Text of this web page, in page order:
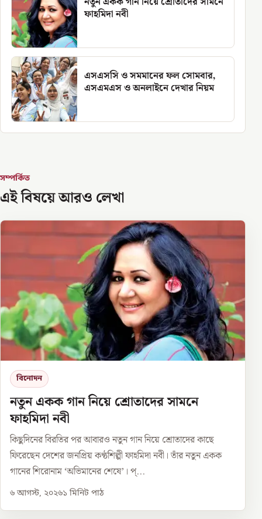
ফাহমিদা নবী
এসএসসি ও সমমানের ফল সোমবার,
এসএমএস ও অনলাইনে দেখার নিয়ম
সম্পর্কিত
এই বিষয়ে আরও লেখা
বিনোদন
নতুন একক গান নিয়ে শ্রোতাদের সামনে
ফাহমিদা নবী
কিছুদিনের বিরতির পর আবারও নতুন গান নিয়ে শ্রোতাদের কাছে
ফিরেছেন দেশের জনপ্রিয় কণ্ঠশিল্পী ফাহমিদা নবী। তাঁর নতুন একক
গানের শিরোনাম ‘অভিমানের শেষে’। প্...
৬ আগস্ট, ২০২৬১ মিনিট পাঠ